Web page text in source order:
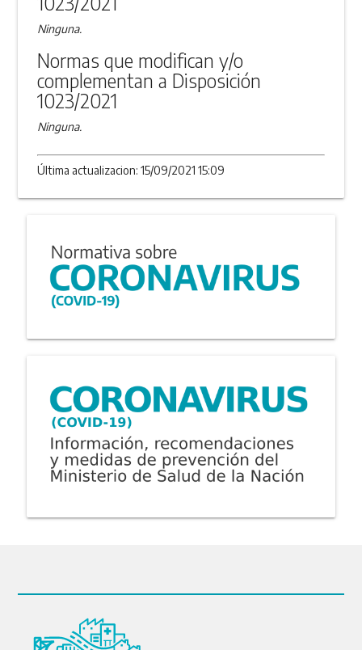
Ninguna.
Normas que modifican y/o
complementan a Disposición
1023/2021
Ninguna.
Última actualizacion: 15/09/2021 15:09